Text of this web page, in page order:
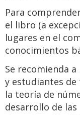
Para
el libro (a
lugares en el
conocimientos
Se recomienda
y estudiantes de
la teoría de
desarrollo de las